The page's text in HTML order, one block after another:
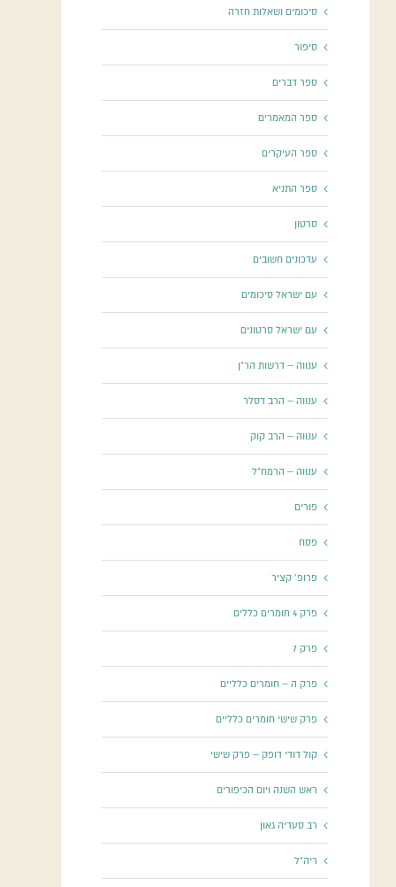
סיכומים ושאלות חזרה
סיפור
ספר דברים
ספר המאמרים
ספר העיקרים
ספר התניא
סרטון
עדכונים חשובים
עם ישראל סיכומים
עם ישראל סרטונים
ענווה – דרשות הר"ן
ענווה – הרב דסלר
ענווה – הרב קוק
ענווה – הרמח"ל
פורים
פסח
פרופ' קציר
פרק 4 חומרים כללים
פרק 7
פרק ה – חומרים כלליים
פרק שישי חומרים כלליים
קול דודי דופק – פרק שישי
ראש השנה ויום הכיפורים
רב סעדיה גאון
ריה"ל